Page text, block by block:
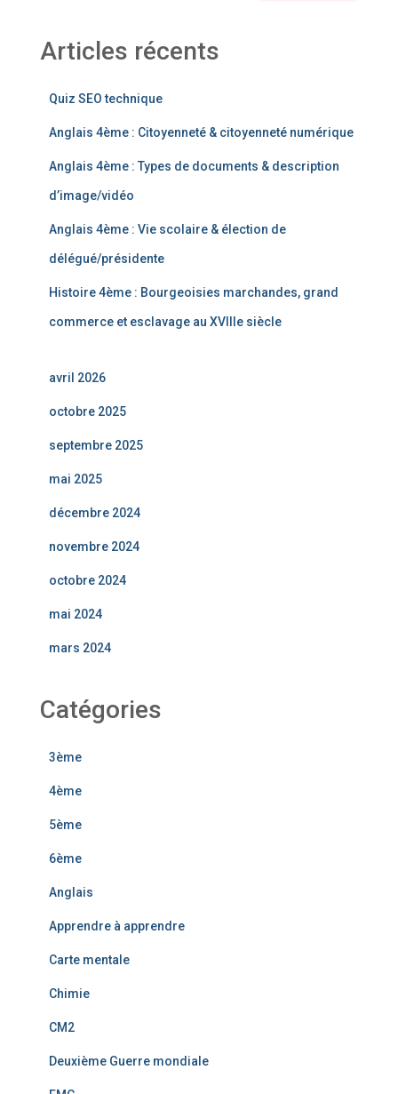
Articles récents
Quiz SEO technique
Anglais 4ème : Citoyenneté & citoyenneté numérique
Anglais 4ème : Types de documents & description
d’image/vidéo
Anglais 4ème : Vie scolaire & élection de
délégué/présidente
Histoire 4ème : Bourgeoisies marchandes, grand
commerce et esclavage au XVIIIe siècle
avril 2026
octobre 2025
septembre 2025
mai 2025
décembre 2024
novembre 2024
octobre 2024
mai 2024
mars 2024
Catégories
3ème
4ème
5ème
6ème
Anglais
Apprendre à apprendre
Carte mentale
Chimie
CM2
Deuxième Guerre mondiale